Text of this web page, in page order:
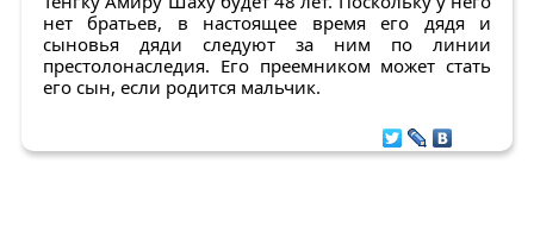
нет братьев, в настоящее время его дядя и
сыновья дяди следуют за ним по линии
престолонаследия. Его преемником может стать
его сын, если родится мальчик.